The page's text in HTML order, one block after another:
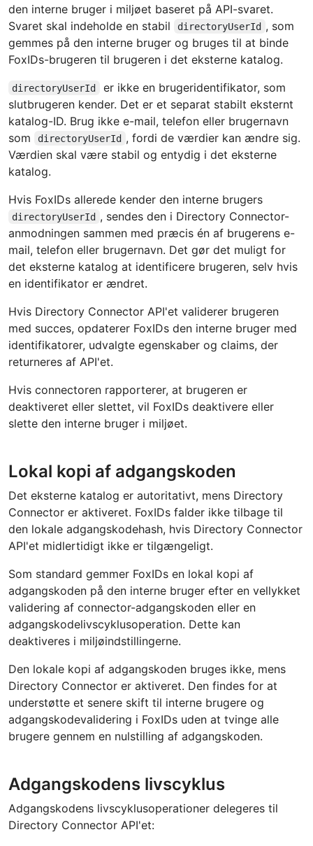
den interne bruger i miljøet baseret på API-svaret.
Svaret skal indeholde en stabil
directoryUserId , som
gemmes på den interne bruger og bruges til at binde
FoxIDs-brugeren til brugeren i det eksterne katalog.
directoryUserId
er ikke en brugeridentifikator, som
slutbrugeren kender. Det er et separat stabilt eksternt
katalog-ID. Brug ikke e-mail, telefon eller brugernavn
som
directoryUserId , fordi de værdier kan ændre sig.
Værdien skal være stabil og entydig i det eksterne
katalog.
Hvis FoxIDs allerede kender den interne brugers
directoryUserId , sendes den i Directory Connector-
anmodningen sammen med præcis én af brugerens e-
mail, telefon eller brugernavn. Det gør det muligt for
det eksterne katalog at identificere brugeren, selv hvis
en identifikator er ændret.
Hvis Directory Connector API'et validerer brugeren
med succes, opdaterer FoxIDs den interne bruger med
identifikatorer, udvalgte egenskaber og claims, der
returneres af API'et.
Hvis connectoren rapporterer, at brugeren er
deaktiveret eller slettet, vil FoxIDs deaktivere eller
slette den interne bruger i miljøet.
Lokal kopi af adgangskoden
Det eksterne katalog er autoritativt, mens Directory
Connector er aktiveret. FoxIDs falder ikke tilbage til
den lokale adgangskodehash, hvis Directory Connector
API'et midlertidigt ikke er tilgængeligt.
Som standard gemmer FoxIDs en lokal kopi af
adgangskoden på den interne bruger efter en vellykket
validering af connector-adgangskoden eller en
adgangskodelivscyklusoperation. Dette kan
deaktiveres i miljøindstillingerne.
Den lokale kopi af adgangskoden bruges ikke, mens
Directory Connector er aktiveret. Den findes for at
understøtte et senere skift til interne brugere og
adgangskodevalidering i FoxIDs uden at tvinge alle
brugere gennem en nulstilling af adgangskoden.
Adgangskodens livscyklus
Adgangskodens livscyklusoperationer delegeres til
Directory Connector API'et: